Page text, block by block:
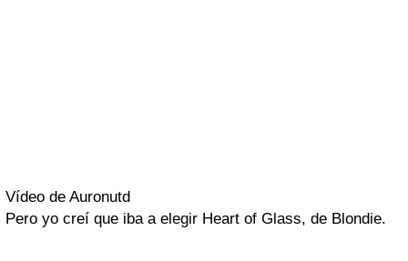
Vídeo de Auronutd
Pero yo creí que iba a elegir Heart of Glass, de Blondie.